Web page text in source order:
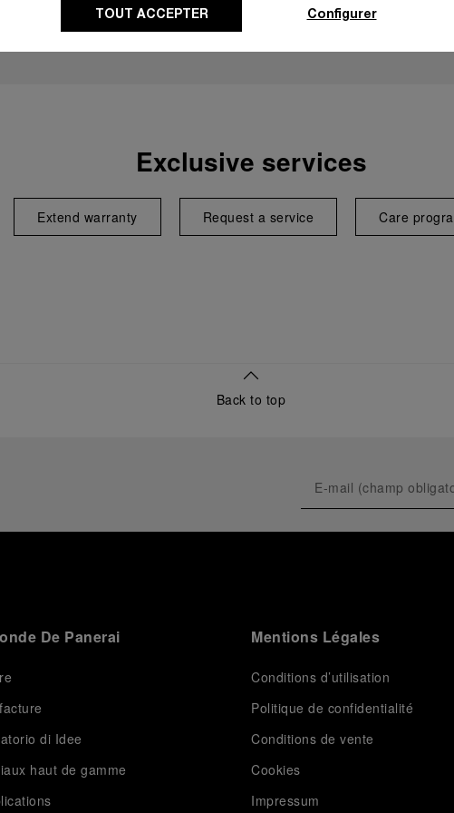
Exclusive services
Extend warranty Request a service Care
Back to top
De Panerai
di Idee
haut de gamme
Mentions Légales
Conditions d’utilisation
Politique de confidentialité
Conditions de vente
Cookies
Impressum
TOUT ACCEPTER Configurer